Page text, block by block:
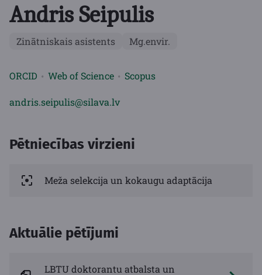
Andris Seipulis
Zinātniskais asistents Mg.envir.
ORCID Web of Science Scopus
andris.seipulis@silava.lv
Pētniecības virzieni
Meža selekcija un kokaugu adaptācija
Aktuālie pētījumi
LBTU doktorantu atbalsta un